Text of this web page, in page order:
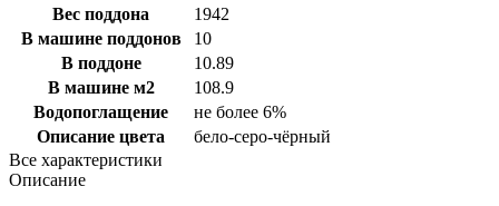
Вес поддона
1942
В машине поддонов
10
В поддоне
10.89
В машине м2
108.9
Водопоглащение
не более 6%
Описание цвета
бело-серо-чёрный
Все характеристики
Описание